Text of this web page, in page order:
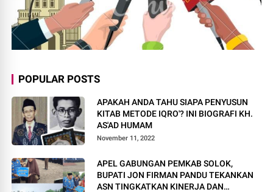
POPULAR POSTS
APAKAH ANDA TAHU SIAPA PENYUSUN
KITAB METODE IQRO'? INI BIOGRAFI KH.
AS'AD HUMAM
November 11, 2022
APEL GABUNGAN PEMKAB SOLOK,
BUPATI JON FIRMAN PANDU TEKANKAN
ASN TINGKATKAN KINERJA DAN